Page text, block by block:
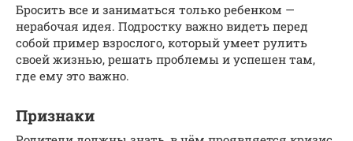
Бросить все и заниматься только ребенком —
нерабочая идея. Подростку важно видеть перед
собой пример взрослого, который умеет рулить
своей жизнью, решать проблемы и успешен там,
где ему это важно.
Признаки